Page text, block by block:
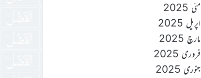
مئی 2025
اپریل 2025
مارچ 2025
فروری 2025
جنوری 2025